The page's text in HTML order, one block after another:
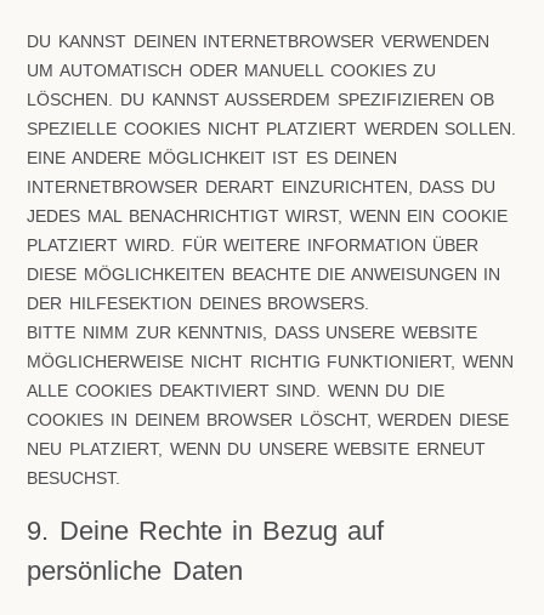
DU KANNST DEINEN INTERNETBROWSER VERWENDEN
UM AUTOMATISCH ODER MANUELL COOKIES ZU
LÖSCHEN. DU KANNST AUSSERDEM SPEZIFIZIEREN OB S
PEZIELLE COOKIES NICHT PLATZIERT WERDEN SOLLEN. E
INE ANDERE MÖGLICHKEIT IST ES DEINEN
INTERNETBROWSER DERART EINZURICHTEN, DASS DU J
EDES MAL BENACHRICHTIGT WIRST, WENN EIN COOKIE P
LATZIERT WIRD. FÜR WEITERE INFORMATION ÜBER D
IESE MÖGLICHKEITEN BEACHTE DIE ANWEISUNGEN IN D
ER HILFESEKTION DEINES BROWSERS.
BITTE NIMM ZUR KENNTNIS, DASS UNSERE WEBSITE
MÖGLICHERWEISE NICHT RICHTIG FUNKTIONIERT, WENN
ALLE COOKIES DEAKTIVIERT SIND. WENN DU DIE
COOKIES IN DEINEM BROWSER LÖSCHT, WERDEN DIESE
NEU PLATZIERT, WENN DU UNSERE WEBSITE ERNEUT
BESUCHST.
9. Deine Rechte in Bezug auf
persönliche Daten